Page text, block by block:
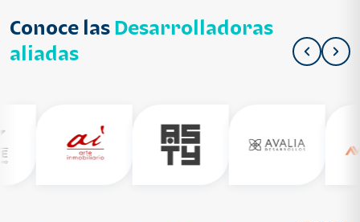
Conoce las Desarrolladoras
aliadas